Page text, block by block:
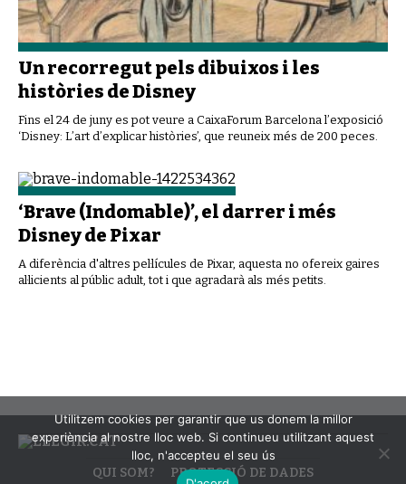
Un recorregut pels dibuixos i les
històries de Disney
Fins el 24 de juny es pot veure a CaixaForum Barcelona l’exposició
‘Disney: L’art d’explicar històries’, que reuneix més de 200 peces.
‘Brave (Indomable)’, el darrer i més
Disney de Pixar
A diferència d'altres pel·lícules de Pixar, aquesta no ofereix gaires
al·licients al públic adult, tot i que agradarà als més petits.
QUI SOM? PROTECCIÓ DE DADES
Utilitzem cookies per garantir que us donem la millor
experiència al nostre lloc web. Si continueu utilitzant aquest
lloc, n'accepteu el seu ús